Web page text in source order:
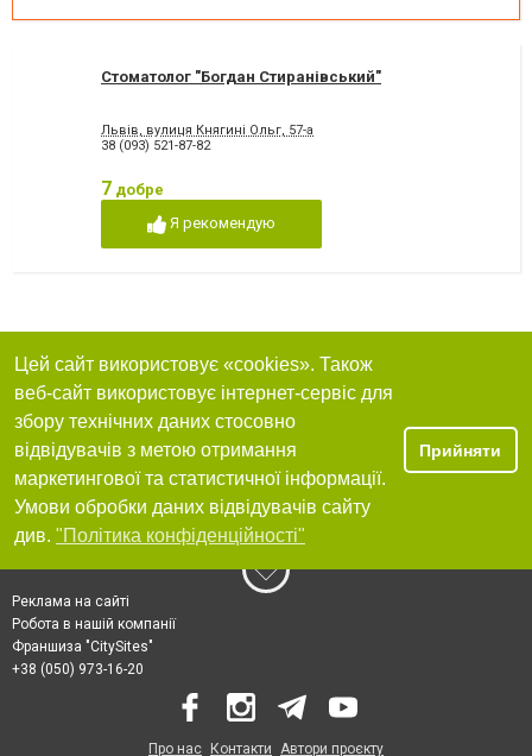
Стоматолог "Богдан Стиранівський"
Львів, вулиця Княгині Ольг, 57-а
38 (093) 521-87-82
7 добре
Я рекомендую
Цей сайт використовує «cookies». Також
веб-сайт використовує інтернет-сервіс для
збору технічних даних стосовно
відвідувачів з метою отримання
маркетингової та статистичної інформації.
Умови обробки даних відвідувачів сайту
див. "Політика конфіденційності"
Прийняти
Реклама на сайті
Робота в нашій компанії
Франшиза "CitySites"
+38 (050) 973-16-20
Про нас Контакти Автори проєкту